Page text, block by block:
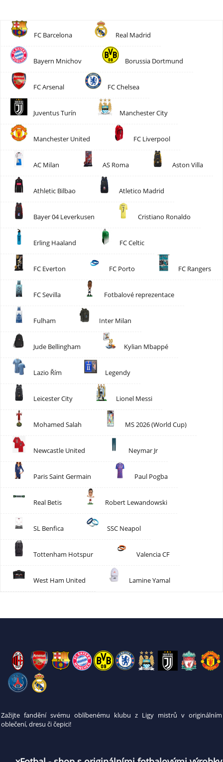
FC Barcelona Real Madrid
Bayern Mnichov Borussia Dortmund
FC Arsenal FC Chelsea
Juventus Turín Manchester City
Manchester United FC Liverpool
AC Milan AS Roma Aston Villa
Athletic Bilbao Atletico Madrid
Bayer 04 Leverkusen Cristiano Ronaldo
Erling Haaland FC Celtic
FC Everton FC Porto FC Rangers
FC Sevilla Fotbalové reprezentace
Fulham Inter Milan
Jude Bellingham Kylian Mbappé
Lazio Řím Legendy
Leicester City Lionel Messi
Mohamed Salah MS 2026 (World Cup)
Newcastle United Neymar Jr
Paris Saint Germain Paul Pogba
Real Betis Robert Lewandowski
SL Benfica SSC Neapol
Tottenham Hotspur Valencia CF
West Ham United Lamine Yamal
Zažijte fandění svému oblíbenému klubu z Ligy mistrů v originálním
oblečení, dresu či čepici!